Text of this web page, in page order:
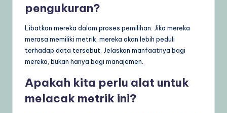
pengukuran?
Libatkan mereka dalam proses pemilihan. Jika mereka
merasa memiliki metrik, mereka akan lebih peduli
terhadap data tersebut. Jelaskan manfaatnya bagi
mereka, bukan hanya bagi manajemen.
Apakah kita perlu alat untuk
melacak metrik ini?